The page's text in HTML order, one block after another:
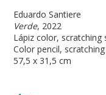
Eduardo Santiere
Verde, 2022
Lápiz color, scratching
Color pencil,
57,5 x 31,5 cm